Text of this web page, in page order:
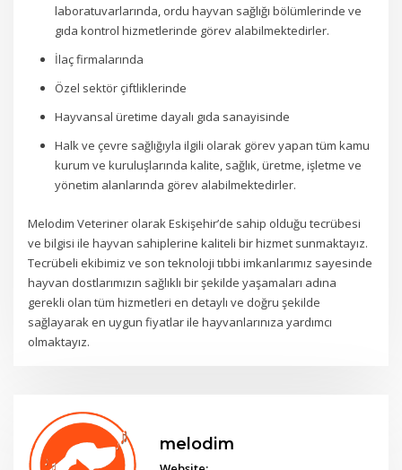
laboratuvarlarında, ordu hayvan sağlığı bölümlerinde ve
gıda kontrol hizmetlerinde görev alabilmektedirler.
İlaç firmalarında
Özel sektör çiftliklerinde
Hayvansal üretime dayalı gıda sanayisinde
Halk ve çevre sağlığıyla ilgili olarak görev yapan tüm kamu
kurum ve kuruluşlarında kalite, sağlık, üretme, işletme ve
yönetim alanlarında görev alabilmektedirler.
Melodim Veteriner olarak Eskişehir’de sahip olduğu tecrübesi
ve bilgisi ile hayvan sahiplerine kaliteli bir hizmet sunmaktayız.
Tecrübeli ekibimiz ve son teknoloji tıbbi imkanlarımız sayesinde
hayvan dostlarımızın sağlıklı bir şekilde yaşamaları adına
gerekli olan tüm hizmetleri en detaylı ve doğru şekilde
sağlayarak en uygun fiyatlar ile hayvanlarınıza yardımcı
olmaktayız.
melodim